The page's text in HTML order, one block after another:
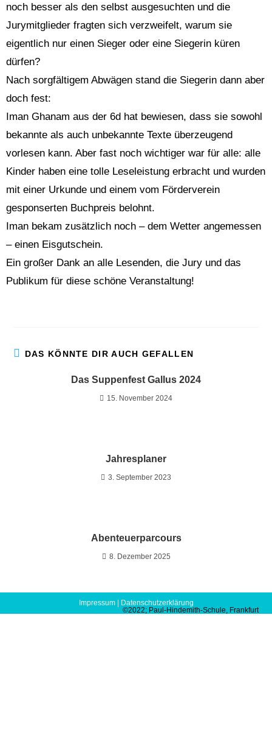
noch besser als den selbst ausgesuchten und die
Jurymitglieder fragten sich verzweifelt, warum sie
eigentlich nur einen Sieger oder eine Siegerin küren
dürfen?
Nach sorgfältigem Abwägen stand die Siegerin dann aber
doch fest:
Iman Ghanam aus der 6d hat bewiesen, dass sie sowohl
bekannte als auch unbekannte Texte überzeugend
vorlesen kann. Aber fast noch wichtiger war für alle: alle
Kinder haben eine tolle Leseleistung erbracht und wurden
mit einer Urkunde und einem vom Förderverein
gesponserten Buchpreis belohnt.
Iman bekam zusätzlich noch – dem Wetter angemessen
– einen Eisgutschein.
Ein großer Dank an alle Lesenden, die Jury und das
Publikum für diese schöne Veranstaltung!
DAS KÖNNTE DIR AUCH GEFALLEN
Das Suppenfest Gallus 2024
15. November 2024
Jahresplaner
3. September 2023
Abenteuerparcours
8. Dezember 2025
Impressum|
Datenschutzerklärung
©2022; Paul-Hindemith-Schule, Frankfurt